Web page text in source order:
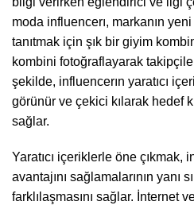
moda influencerı, markanın
tanıtmak için şık bir giyim
kombini fotoğraflayarak
şekilde, influencerın yaratıcı
görünür ve çekici kılarak hedef
sağlar.
Yaratıcı içeriklerle öne çıkmak,
avantajını sağlamalarının yanı
farklılaşmasını sağlar. İnternet